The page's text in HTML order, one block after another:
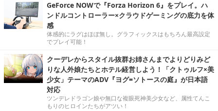
GeForce NOWで『Forza Horizon 6』をプレイ。ハ
ンドルコントローラー×クラウドゲーミングの底力を体
感
体感的にラグはほぼ無し。グラフィックスはもちろん最高設定
でプレイ可能！
クーデレからスタイル抜群お姉さんまでよりどりみど
りな人外娘たちとホテル経営しよう！「クトゥルフ×美
少女」テーマのADV『ヨグ=ソトースの庭』が日本語
対応
ツンデレドラゴン娘や無口な複眼死神美少女など、属性てんこ
もりのヒロインたちがアツい！